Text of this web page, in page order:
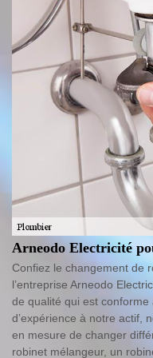
Arneodo Electricité
Confiez le changement de
l’entreprise Arneodo
de qualité qui est
d’expérience à notre actif,
en mesure de changer
robinet mélangeur, un